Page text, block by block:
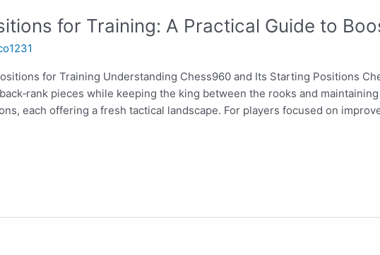
for Training: A Practical Guide to
for Training Understanding Chess960 and Its Starting Positions
pieces while keeping the king between the rooks and
each offering a fresh tactical landscape. For players focused on